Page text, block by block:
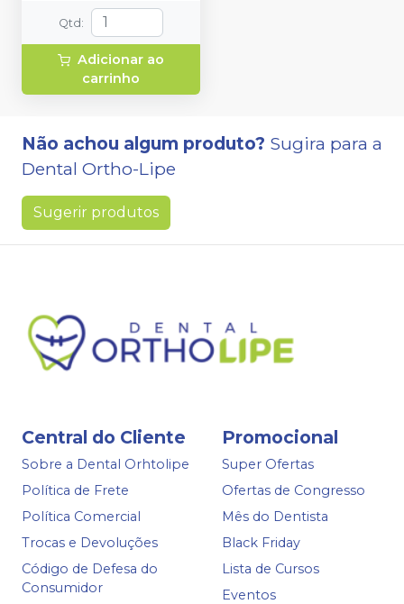
Qtd:
Adicionar ao
carrinho
Não achou algum produto? Sugira para a
Dental Ortho-Lipe
Sugerir produtos
Central do Cliente
Sobre a Dental Orhtolipe
Política de Frete
Política Comercial
Trocas e Devoluções
Código de Defesa do
Consumidor
Promocional
Super Ofertas
Ofertas de Congresso
Mês do Dentista
Black Friday
Lista de Cursos
Eventos